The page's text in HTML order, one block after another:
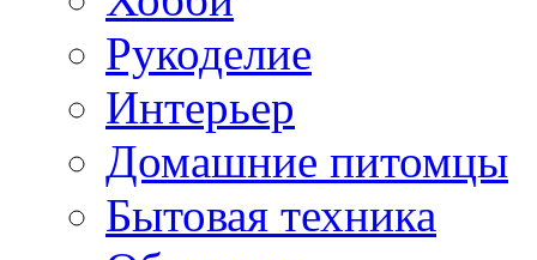
Рукоделие
Интерьер
Домашние питомцы
Бытовая техника